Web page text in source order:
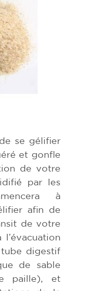
se gélifier
et gonfle
de votre
par les
à
afin de
de votre
digestif
de sable
paille), et